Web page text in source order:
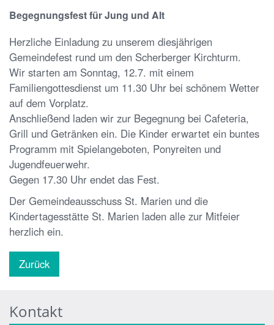
Begegnungsfest für Jung und Alt
Herzliche Einladung zu unserem diesjährigen
Gemeindefest rund um den Scherberger Kirchturm.
Wir starten am Sonntag, 12.7. mit einem
Familiengottesdienst um 11.30 Uhr bei schönem Wetter
auf dem Vorplatz.
Anschließend laden wir zur Begegnung bei Cafeteria,
Grill und Getränken ein. Die Kinder erwartet ein buntes
Programm mit Spielangeboten, Ponyreiten und
Jugendfeuerwehr.
Gegen 17.30 Uhr endet das Fest.
Der Gemeindeausschuss St. Marien und die
Kindertagesstätte St. Marien laden alle zur Mitfeier
herzlich ein.
Zurück
Kontakt